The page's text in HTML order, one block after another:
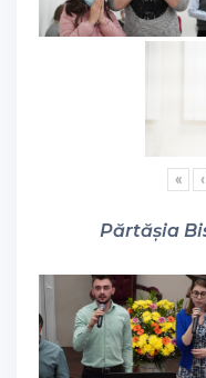
« ‹
Părtășia